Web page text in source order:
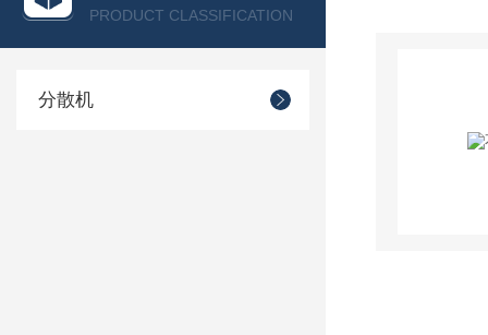
PRODUCT CLASSIFICATION
分散机